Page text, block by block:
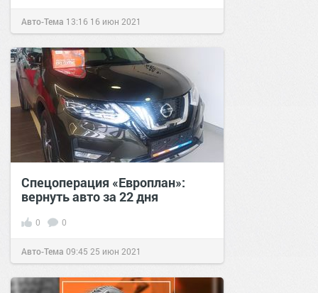
Авто-Тема 13:16 16 июн 2021
Спецоперация «Европлан»:
вернуть авто за 22 дня
0 0
Авто-Тема 09:45 25 июн 2021